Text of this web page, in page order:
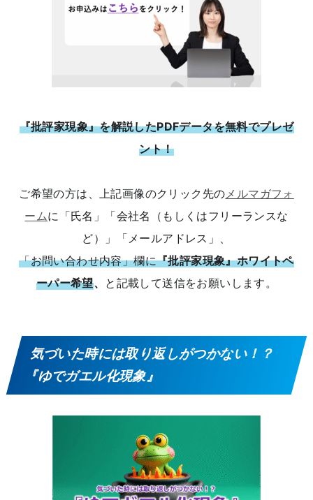
『批評家現象』を解説したPDFデータを無料でプレゼ
ント！
ご希望の方は、上記画像のクリック先の メルマガフォ
ームに「氏名」「会社名（もしくはフリーランスな
ど）」「メールアドレス」、
「お問い合わせ内容」欄に『批評家現象』ホワイトペ
ーパー希望、 と記載して送信をお願いします。
気づいた時には取り返しがつかない！？
『ゆでガエル化現象』